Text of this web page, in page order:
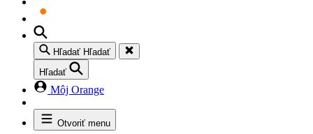
Hľadať Hľadať
Hľadať
Môj Orange
Otvoriť menu